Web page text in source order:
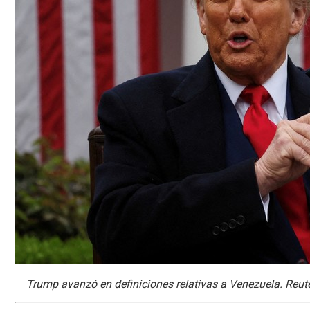
Trump avanzó en definiciones relativas a Venezuela.